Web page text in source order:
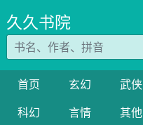
久久书院
首页 玄幻 武侠
科幻
言情 其他